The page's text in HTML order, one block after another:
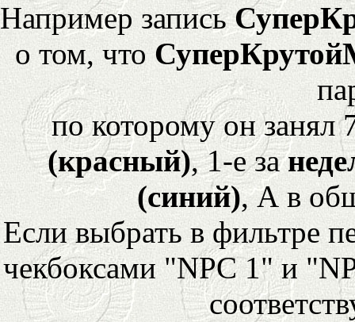
Например запись
о том, что
по которому он
(красный), 1-е за
(синий), А в
Если выбрать в фильтре
чекбоксами "NPC 1" и